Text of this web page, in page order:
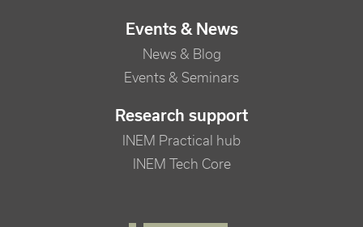
Events & News
News & Blog
Events & Seminars
Research support
INEM Practical hub
INEM Tech Core